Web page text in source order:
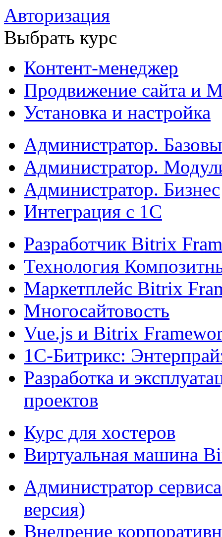
Авторизация
Выбрать курс
Контент-менеджер
Продвижение сайта и
Установка и настройка
Администратор.
Администратор.
Администратор. Бизнес
Интеграция с 1С
Разработчик Bitrix
Технология
Маркетплейс Bitrix
Многосайтовость
Vue.js и Bitrix
1С-Битрикс:
Разработка и
проектов
Курс для хостеров
Виртуальная машина
Администратор
версия)
Внедрение